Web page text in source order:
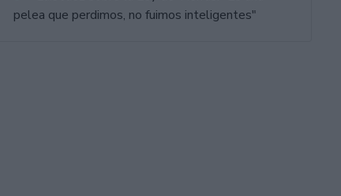
pelea que perdimos, no fuimos inteligentes"